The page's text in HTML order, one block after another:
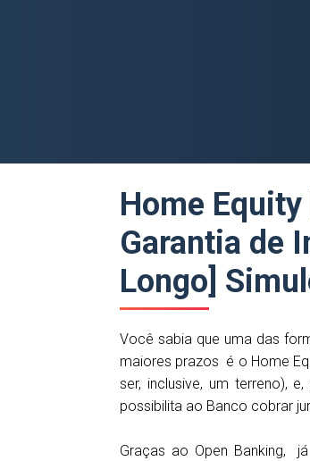
Yangoo Contabilidade Digital
Home
Garantia de
Longo]
Você sabia que uma das
maiores prazos é o Home
ser, inclusive, um terreno),
possibilita ao Banco cobrar
Graças ao Open Banking,